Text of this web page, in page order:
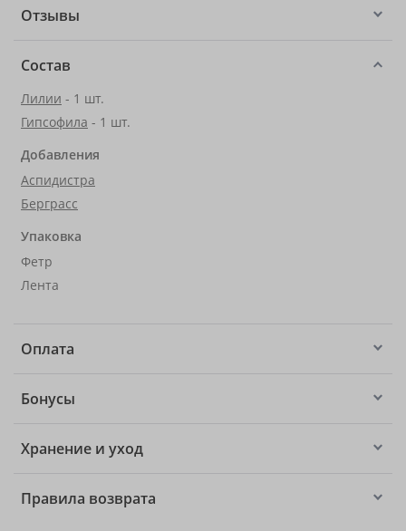
Отзывы
Состав
Лилии - 1 шт.
Гипсофила - 1 шт.
Добавления
Аспидистра
Берграсс
Упаковка
Фетр
Лента
Оплата
Бонусы
Хранение и уход
Правила возврата